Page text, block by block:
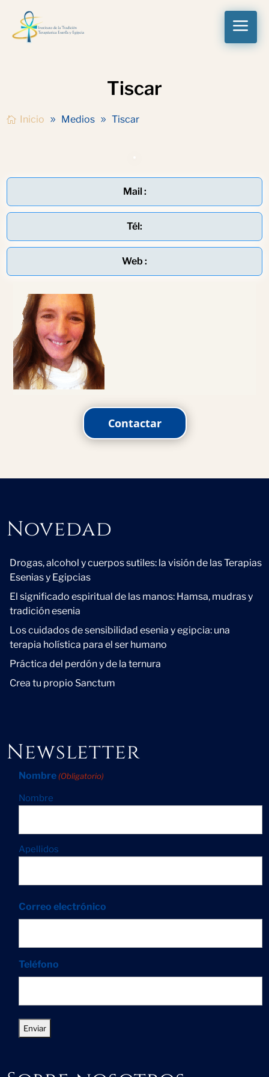
a
Tiscar
Inicio Medios Tiscar
Mail :
Tél:
Web :
Contactar
Novedad
Novedad
Drogas, alcohol y cuerpos sutiles: la visión de las Terapias
Esenias y Egipcias
El significado espiritual de las manos: Hamsa, mudras y
tradición esenia
Los cuidados de sensibilidad esenia y egipcia: una
terapia holística para el ser humano
Práctica del perdón y de la ternura
Crea tu propio Sanctum
Newsletter
Nombre (Obligatorio)
Nombre
Apellidos
Correo electrónico
Teléfono